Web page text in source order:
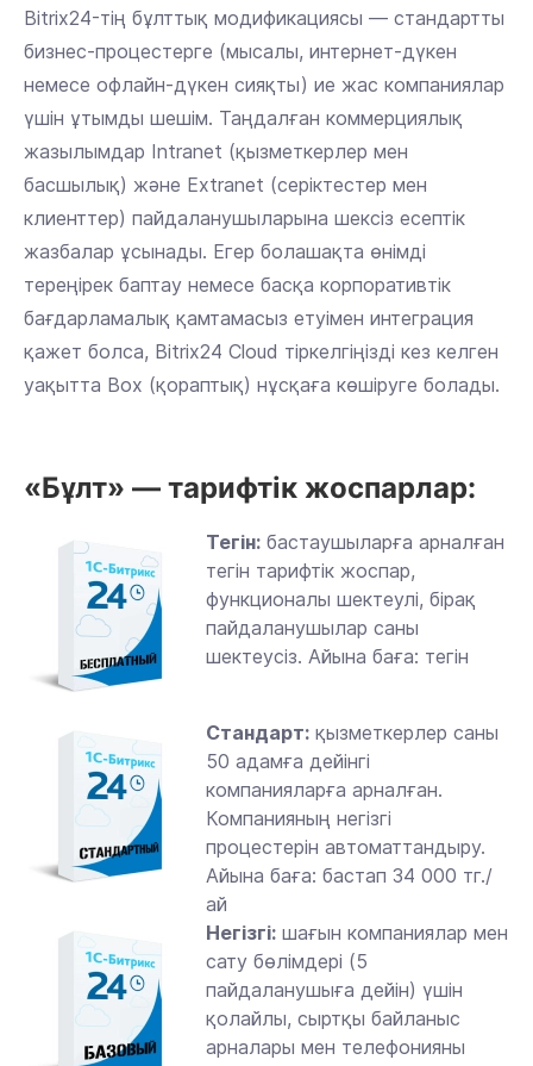
Bitrix24-тің бұлттық модификациясы — стандартты
бизнес-процестерге (мысалы, интернет-дүкен
немесе офлайн-дүкен сияқты) ие жас компаниялар
үшін ұтымды шешім. Таңдалған коммерциялық
жазылымдар Intranet (қызметкерлер мен
басшылық) және Extranet (серіктестер мен
клиенттер) пайдаланушыларына шексіз есептік
жазбалар ұсынады. Егер болашақта өнімді
тереңірек баптау немесе басқа корпоративтік
бағдарламалық қамтамасыз етуімен интеграция
қажет болса, Bitrix24 Cloud тіркелгіңізді кез келген
уақытта Box (қораптық) нұсқаға көшіруге болады.
«Бұлт» — тарифтік жоспарлар:
Тегін: бастаушыларға арналған
тегін тарифтік жоспар,
функционалы шектеулі, бірақ
пайдаланушылар саны
шектеусіз. Айына баға: тегін
Стандарт: қызметкерлер саны
50 адамға дейінгі
компанияларға арналған.
Компанияның негізгі
процестерін автоматтандыру.
Айына баға: бастап 34 000 тг./
ай
Негізгі: шағын компаниялар мен
сату бөлімдері (5
пайдаланушыға дейін) үшін
қолайлы, сыртқы байланыс
арналары мен телефонияны